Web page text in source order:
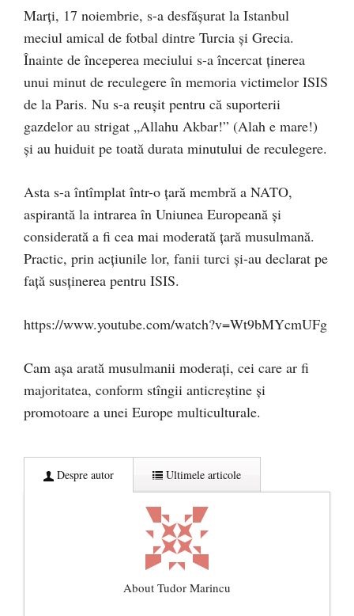
Marți, 17 noiembrie, s-a desfășurat la Istanbul
meciul amical de fotbal dintre Turcia și Grecia.
Înainte de începerea meciului s-a încercat ținerea
unui minut de reculegere în memoria victimelor ISIS
de la Paris. Nu s-a reușit pentru că suporterii
gazdelor au strigat „Allahu Akbar!” (Alah e mare!)
și au huiduit pe toată durata minutului de reculegere.
Asta s-a întîmplat într-o țară membră a NATO,
aspirantă la intrarea în Uniunea Europeană și
considerată a fi cea mai moderată țară musulmană.
Practic, prin acțiunile lor, fanii turci și-au declarat pe
față susținerea pentru ISIS.
https://www.youtube.com/watch?v=Wt9bMYcmUFg
Cam așa arată musulmanii moderați, cei care ar fi
majoritatea, conform stîngii anticreștine și
promotoare a unei Europe multiculturale.
Despre autor Ultimele articole
About Tudor Marincu